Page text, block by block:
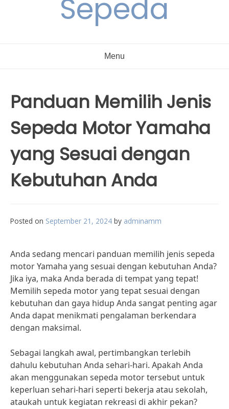
Sepeda
Menu
Panduan Memilih Jenis
Sepeda Motor Yamaha
yang Sesuai dengan
Kebutuhan Anda
Posted on September 21, 2024 by adminamm
Anda sedang mencari panduan memilih jenis sepeda
motor Yamaha yang sesuai dengan kebutuhan Anda?
Jika iya, maka Anda berada di tempat yang tepat!
Memilih sepeda motor yang tepat sesuai dengan
kebutuhan dan gaya hidup Anda sangat penting agar
Anda dapat menikmati pengalaman berkendara
dengan maksimal.
Sebagai langkah awal, pertimbangkan terlebih
dahulu kebutuhan Anda sehari-hari. Apakah Anda
akan menggunakan sepeda motor tersebut untuk
keperluan sehari-hari seperti bekerja atau sekolah,
ataukah untuk kegiatan rekreasi di akhir pekan?